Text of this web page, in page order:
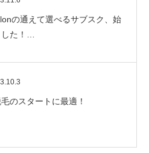
の通えて選べるサブスク、始
た！…
のスタートに最適！